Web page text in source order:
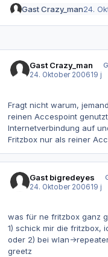
Gast Crazy_man24.
Gast Crazy_man
24. Oktober 200619 j
Fragt nicht warum,
reinen Accespoint
Internetverbindung auf
Fritzbox nur als reiner
Gast bigredeyes
24. Oktober 200619 j
was für ne fritzbox ganz
1) schick mir die fritzbox,
oder 2) bei wlan-
greetz